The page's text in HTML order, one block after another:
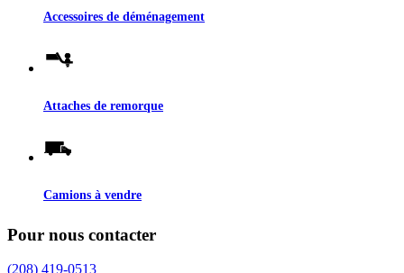
Accessoires de déménagement
Attaches de remorque
Camions à vendre
Pour nous contacter
(208) 419-0513